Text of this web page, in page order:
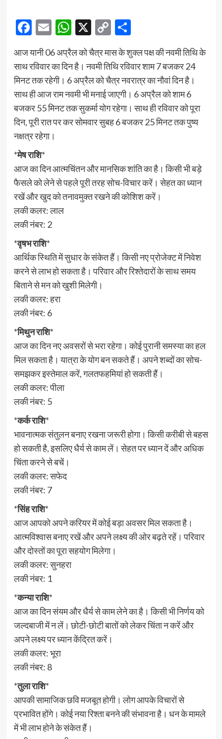
Facebook
EmailWhatsApp
X Copy
Link
Share
आज यानी 06 अप्रैल को चैत्र मास के शुक्ल पक्ष की नवमी तिथि के
साथ रविवार का दिन है। नवमी तिथि रविवार शाम 7 बजकर 24
मिनट तक रहेगी। 6 अप्रैल को चैत्र नवरात्र का नौवां दिन है।
साथ ही आज राम नवमी भी मनाई जाएगी। 6 अप्रैल को शाम 6
बजकर 55 मिनट तक सुकर्मा योग रहेगा। साथ ही रविवार को पूरा
दिन, पूरी रात पर कर सोमवार सुबह 6 बजकर 25 मिनट तक पुष्य
नक्षत्र रहेगा।
*मेष राशि*
आज का दिन आत्मचिंतन और मानसिक शांति का है। किसी भी बड़े
फैसले को लेने से पहले पूरी तरह सोच-विचार करें। सेहत का ध्यान
रखें और खुद को तनावमुक्त रखने की कोशिश करें।
लकी कलर: लाल
लकी नंबर: 2
*वृषभ राशि*
आर्थिक स्थिति में सुधार के संकेत हैं। किसी नए प्रोजेक्ट में निवेश
करने से लाभ हो सकता है। परिवार और रिश्तेदारों के साथ समय
बिताने से मन को खुशी मिलेगी।
लकी कलर: हरा
लकी नंबर: 6
*मिथुन राशि*
आज का दिन नए अवसरों से भरा रहेगा। कोई पुरानी समस्या का हल
मिल सकता है। यात्रा के योग बन सकते हैं। अपने शब्दों का सोच-
समझकर इस्तेमाल करें, गलतफहमियां हो सकती हैं।
लकी कलर: पीला
लकी नंबर: 5
*कर्क राशि*
भावनात्मक संतुलन बनाए रखना जरूरी होगा। किसी करीबी से बहस
हो सकती है, इसलिए धैर्य से काम लें। सेहत पर ध्यान दें और अधिक
चिंता करने से बचें।
लकी कलर: सफेद
लकी नंबर: 7
*सिंह राशि*
आज आपको अपने करियर में कोई बड़ा अवसर मिल सकता है।
आत्मविश्वास बनाए रखें और अपने लक्ष्य की ओर बढ़ते रहें। परिवार
और दोस्तों का पूरा सहयोग मिलेगा।
लकी कलर: सुनहरा
लकी नंबर: 1
*कन्या राशि*
आज का दिन संयम और धैर्य से काम लेने का है। किसी भी निर्णय को
जल्दबाजी में न लें। छोटी-छोटी बातों को लेकर चिंता न करें और
अपने लक्ष्य पर ध्यान केंद्रित करें।
लकी कलर: भूरा
लकी नंबर: 8
*तुला राशि*
आपकी सामाजिक छवि मजबूत होगी। लोग आपके विचारों से
प्रभावित होंगे। कोई नया रिश्ता बनने की संभावना है। धन के मामले
में भी लाभ होने के संकेत हैं।